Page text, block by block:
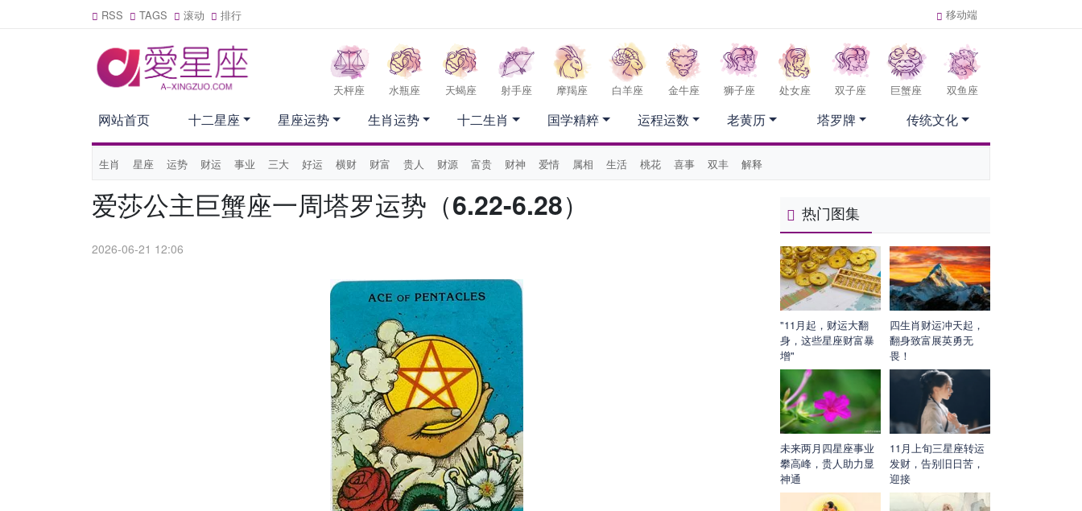
RSS TAGS 滚动 排行 移动端
天枰座 水瓶座 天蝎座 射手座 摩羯座 白羊座 金牛座 狮子座 处女座 双子座 巨蟹座 双鱼座
网站首页
生肖 星座 运势 财运 事业 三大 好运 横财 财富 贵人 财源 富贵 财神 爱情 属相 生活 桃花 喜事 双丰 解释
十二星座 星座运势 生肖运势 十二生肖 国学精粹 运程运数 老黄历 塔罗牌 传统文化
爱莎公主巨蟹座一周塔罗运势（6.22-6.28）
2026-06-21 12:06
热门图集
"11月起，财运大翻
身，这些星座财富暴
增"
四生肖财运冲天起，
翻身致富展英勇无
畏！
未来两月四星座事业
攀高峰，贵人助力显
神通
11月上旬三星座转运
发财，告别旧日苦，
迎接